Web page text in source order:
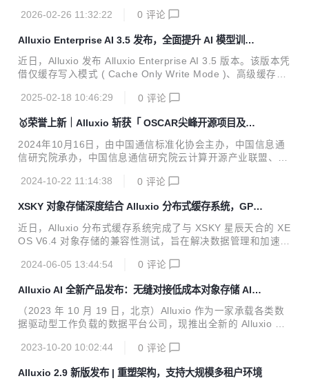
云环境中。 无论是加载数十亿参数的推理模型，还是运行需要
浪费、训练时间拉长、任务性能不稳定等问题便会立刻显现。
Alluxio AI 3.8 版本推出两项重大新功能，旨在消除现代 AI 工
作中最棘手的两大瓶颈： Alluxio S3 写缓存：大幅降低对象存
储写入延迟，提升写入密集型工作负载的性能； Safetensors
模型加载加速：实现接近本地 NVMe 的模型权重加载吞...
2026-02-26 11:32:22 0 评论
Alluxio Enterprise AI 3.5 发布，全面提升 AI 模型训练性
能
近日，Alluxio 发布 Alluxio Enterprise AI 3.5 版本。该版本凭
借仅缓存写入模式 ( Cache Only Write Mode )、高级缓存管
型训练并简化基础设施运维，助力企业高效处理海量数据集、
理复杂度高导致效率瓶颈以及训练周期延长。Alluxio Enterpri
se AI 3.5 通过快速优先访问关键数据、无缝集成主流 AI 框架
等优化手段来提升性能，从而加速模型开发。 "Alluxio Enterp
2025-02-18 10:46:29 0 评论
🥇荣誉上新｜Alluxio 斩获「 OSCAR尖峰开源项目及开
源社区 」
2024年10月16日，由中国通信标准化协会主办，中国信息通
信研究院承办，中国信息通信研究院云计算开源产业联盟、金
社区、汽车行业开源社区、可信开源社区共同体、可信开源合
京成功举办，旨在进一步探索中国开源生态发展模式，加速开
源技术在国内市场落地，提升企业开源治理能力，推动国内开
源生态快速、健康有序发展。 :dart: 大会特设立 “OSCAR 开
新、社区建设和应用推广方面受到专家评委们的一致认可，从
2024-10-22 11:14:38 0 评论
XSKY 对象存储深度结合 Alluxio 分布式缓存系统，GPU
利用率提高至 90% 以上
近日，Alluxio 分布式缓存系统完成了与 XSKY 星辰天合的 XE
OS V6.4 对象存储的兼容性测试，旨在解决数据管理和加速方
分布式缓存系统与 XEOS 对象存储的众多应用特性进行结
据管理和加速需求。
2024-06-05 13:44:54 0 评论
Alluxio AI 全新产品发布：无缝对接低成本对象存储 AI 训
练解决方案
（2023 年 10 月 19 日，北京）Alluxio 作为一家承载各类数
据驱动型工作负载的数据平台公司，现推出全新的 Alluxio Ent
习 (ML) 负载对于企业数据基础设施不断增长的需求。 Alluxio
能、数据可访问性、可扩展性和成本效益，助力生成式 AI、计
2023-10-20 10:02:44 0 评论
Alluxio 2.9 新版发布 | 重塑架构，支持大规模多租户环境